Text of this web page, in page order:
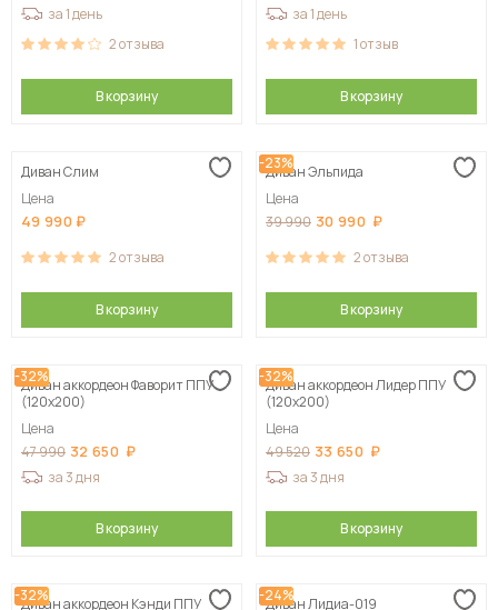
за 1 день
2отзыва
В корзину
за 1 день
1отзыв
В корзину
Диван Слим
Цена
49 990
2отзыва
В корзину
-23%
Диван Эльпида
Цена
39 990 30 990
2отзыва
В корзину
-32%
Диван аккордеон Фаворит ППУ
(120х200)
Цена
47 990 32 650
за 3 дня
В корзину
-32%
Диван аккордеон Лидер ППУ
(120х200)
Цена
49 520 33 650
за 3 дня
В корзину
-32%
Диван аккордеон Кэнди ППУ
-24%
Диван Лидиа-019